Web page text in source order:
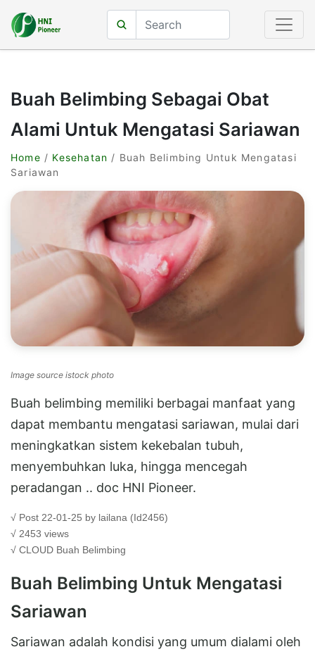
Buah Belimbing Sebagai Obat
Alami Untuk Mengatasi Sariawan
Home / Kesehatan / Buah Belimbing Untuk Mengatasi
Sariawan
Image source istock photo
Buah belimbing memiliki berbagai manfaat yang
dapat membantu mengatasi sariawan, mulai dari
meningkatkan sistem kekebalan tubuh,
menyembuhkan luka, hingga mencegah
peradangan .. doc HNI Pioneer.
√ Post 22-01-25 by lailana (Id2456)
√ 2453 views
√ CLOUD Buah Belimbing
Buah Belimbing Untuk Mengatasi
Sariawan
Sariawan adalah kondisi yang umum dialami oleh